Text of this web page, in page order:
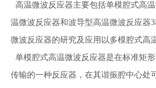
高温微波反应器主要包括单模腔式高
温微波反应器和波导型高温微波反应器
微波反应器的研究及应用以多模腔式高
单模腔式高温微波反应器是在标准矩
传输的一种反应器，在其谐振腔中心处